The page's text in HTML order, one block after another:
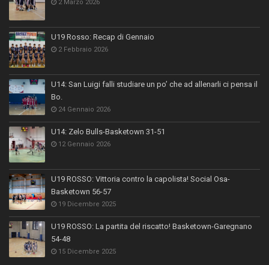
2 Marzo 2026
U19 Rosso: Recap di Gennaio
2 Febbraio 2026
U14: San Luigi falli studiare un po’ che ad allenarli ci pensa il
Bo.
24 Gennaio 2026
U14: Zelo Bulls-Basketown 31-51
12 Gennaio 2026
U19 ROSSO: Vittoria contro la capolista! Social Osa-
Basketown 56-57
19 Dicembre 2025
U19 ROSSO: La partita del riscatto! Basketown-Garegnano
54-48
15 Dicembre 2025